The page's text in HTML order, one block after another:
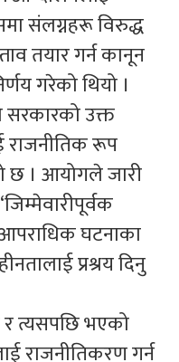
संलग्नहरू विरुद्ध
तयार गर्न कानून
गरेको थियो ।
सरकारको उक्त
राजनीतिक रूप
छ । आयोगले जारी
घटनाका
प्रश्रय दिनु
र त्यसपछि भएको
राजनीतिकरण गर्न